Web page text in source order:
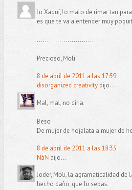
Jo Xaquí, lo malo de rimar tan
es que te va a entender muy
................................
Precioso, Moli.
8 de abril de 2011 a las 17:59
disorganized creativitydijo...
Mal, mal, no diria.
Beso
De mujer de hojalata a mujer de
8 de abril de 2011 a las 18:35
NáN dijo...
Joder, Moli, la agramaticalidad de
hecho daño, que lo sepas.